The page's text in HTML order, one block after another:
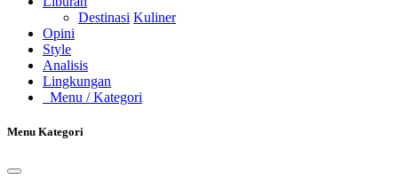
Destinasi Kuliner
Opini
Style
Analisis
Lingkungan
Menu / Kategori
Menu Kategori